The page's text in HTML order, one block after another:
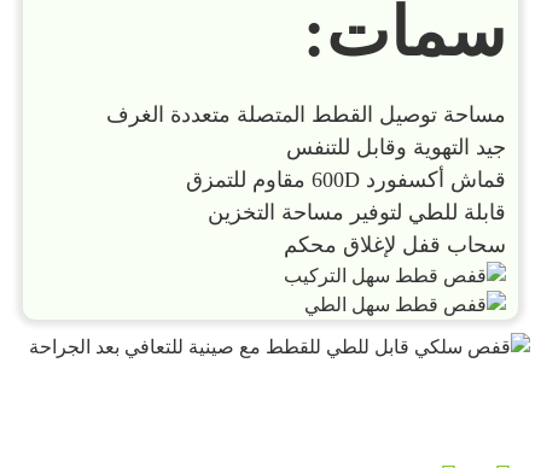
سمات:
مساحة توصيل القطط المتصلة متعددة الغرف
جيد التهوية وقابل للتنفس
قماش أكسفورد 600D مقاوم للتمزق
قابلة للطي لتوفير مساحة التخزين
سحاب قفل لإغلاق محكم